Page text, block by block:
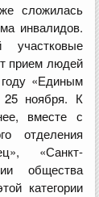
сложилась
инвалидов.
участковые
прием людей
«Единым
ноября. К
вместе с
отделения
«Санкт-
общества
категории